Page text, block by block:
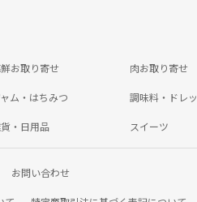
お取り寄せ 肉お取り寄せ
ム・はちみつ 調味料・ドレ
・日用品 スイーツ
お問い合わせ